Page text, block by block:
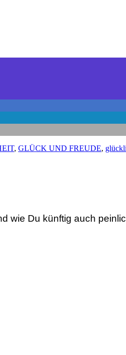
, GLÜCK UND FREUDE,
wie Du künftig auch